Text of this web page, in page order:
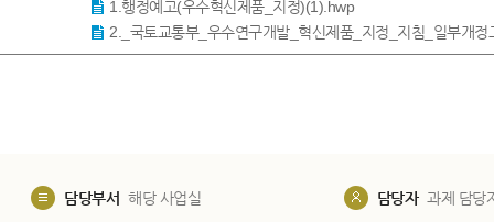
1.행정예고(우수혁신제품_지정)(1).hwp
2._국토교통부_우수연구개발_혁신제품_지정_지침_일부개정
담당부서 해당 사업실 담당자 과제 담당